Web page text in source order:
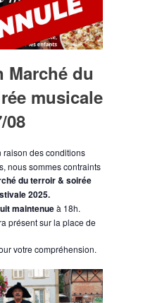
du
musicale
08
raison des conditions
nous sommes contraints
du terroir & soirée
2025.
maintenueà 18h.
présent sur la place de
votre compréhension.